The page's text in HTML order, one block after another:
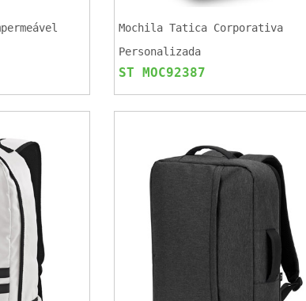
Mochila Tatica Corporativa
Personalizada
ST MOC92387